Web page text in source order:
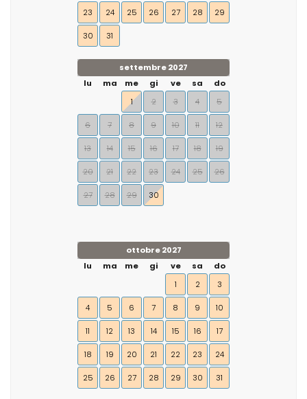
23 24 25 26 27 28 29
30 31
settembre 2027
lu
ma me gi ve sa
do
1
2 3 4 5
6 7 8 9 10 11 12
13 14 15 16 17 18 19
20 21 22 23 24 25 26
27 28 29 30
ottobre 2027
lu
ma me gi ve sa
do
1
2 3
4 5 6 7 8 9 10
11 12 13 14 15 16 17
18 19 20 21 22 23 24
25 26 27 28 29 30 31